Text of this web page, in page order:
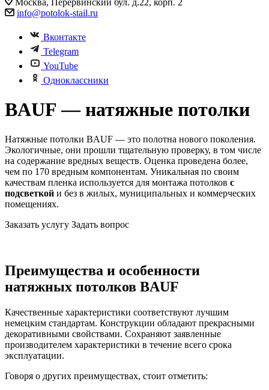
Москва, Перервинский бул. д.22, корп. 2
info@potolok-stail.ru
Вконтакте
Telegram
YouTube
Одноклассники
BAUF — натяжные потолки
Натяжные потолки BAUF — это полотна нового поколения.
Экологичные, они прошли тщательную проверку, в том числе
на содержание вредных веществ. Оценка проведена более,
чем по 170 вредным компонентам. Уникальная по своим
качествам пленка используется для монтажа потолков с
подсветкой и без в жилых, муниципальных и коммерческих
помещениях.
Заказать услугу Задать вопрос
Преимущества и особенности
натяжных потолков BAUF
Качественные характеристики соответствуют лучшим
немецким стандартам. Конструкции обладают прекрасными
декоративными свойствами. Сохраняют заявленные
производителем характеристики в течение всего срока
эксплуатации.
Говоря о других преимуществах, стоит отметить: